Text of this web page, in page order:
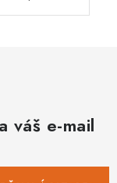
váš e-mail